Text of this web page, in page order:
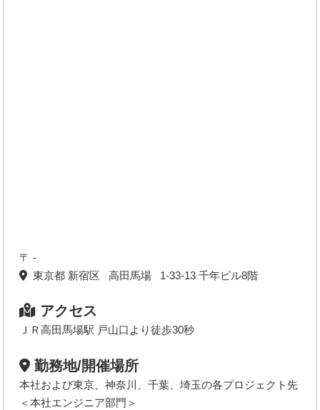
〒 -
東京都 新宿区 高田馬場 1-33-13 千年ビル8階
アクセス
ＪＲ高田馬場駅 戸山口より徒歩30秒
勤務地/開催場所
本社および東京、神奈川、千葉、埼玉の各プロジェクト先
＜本社エンジニア部門＞